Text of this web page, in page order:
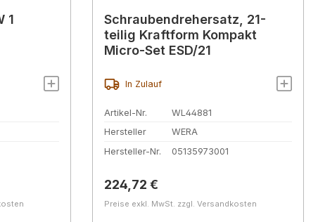
1
Schraubendrehersatz, 21-
teilig Kraftform Kompakt
Micro-Set ESD/21
In Zulauf
Artikel-Nr.
WL44881
Hersteller
WERA
Hersteller-Nr.
05135973001
Regulärer Preis:
224,72 €
Preise exkl. MwSt. zzgl. Versandkosten